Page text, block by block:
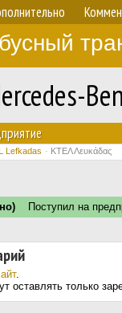
Lefkadas ΚΤΕΛ Λευκάδας
Поступил на
.
оставлять только